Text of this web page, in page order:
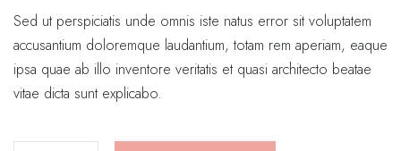
Sed ut perspiciatis unde omnis iste natus error sit voluptatem
accusantium doloremque laudantium, totam rem aperiam, eaque
ipsa quae ab illo inventore veritatis et quasi architecto beatae
vitae dicta sunt explicabo.